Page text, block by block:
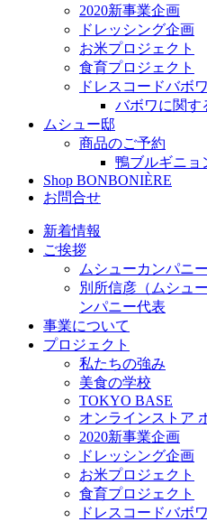
2020新事業企画
ドレッシング企画
お米プロジェクト
食育プロジェクト
ドレスコードバボワ
バボワに関す
ムシュー邸
商品のご予約
鴨ブルギニョ
Shop BONBONIÈRE
お問合せ
新着情報
ご挨拶
ムシューカンパニ
別所信彦（ムシュ
ンパニー代表
事業について
プロジェクト
私たちの強み
美食の学校
TOKYO BASE
オンラインストア
2020新事業企画
ドレッシング企画
お米プロジェクト
食育プロジェクト
ドレスコードバボワ